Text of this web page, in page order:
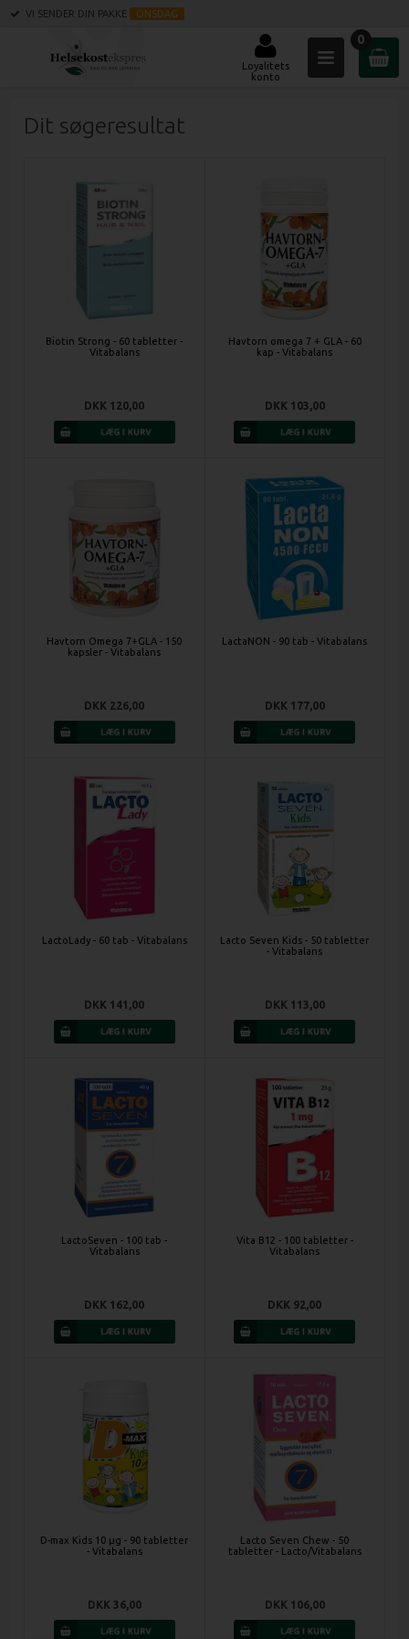
VI SENDER DIN PAKKE ONSDAG
0
Loyalitets
konto
Dit søgeresultat
Biotin Strong - 60 tabletter -
Vitabalans
DKK 120,00
Havtorn omega 7 + GLA - 60
kap - Vitabalans
DKK 103,00
Havtorn Omega 7+GLA - 150
kapsler - Vitabalans
DKK 226,00
LactaNON - 90 tab - Vitabalans
DKK 177,00
LactoLady - 60 tab - Vitabalans
DKK 141,00
Lacto Seven Kids - 50 tabletter
- Vitabalans
DKK 113,00
LactoSeven - 100 tab -
Vitabalans
DKK 162,00
Vita B12 - 100 tabletter -
Vitabalans
DKK 92,00
D-max Kids 10 µg - 90 tabletter
- Vitabalans
DKK 36,00
Lacto Seven Chew - 50
tabletter - Lacto/Vitabalans
DKK 106,00